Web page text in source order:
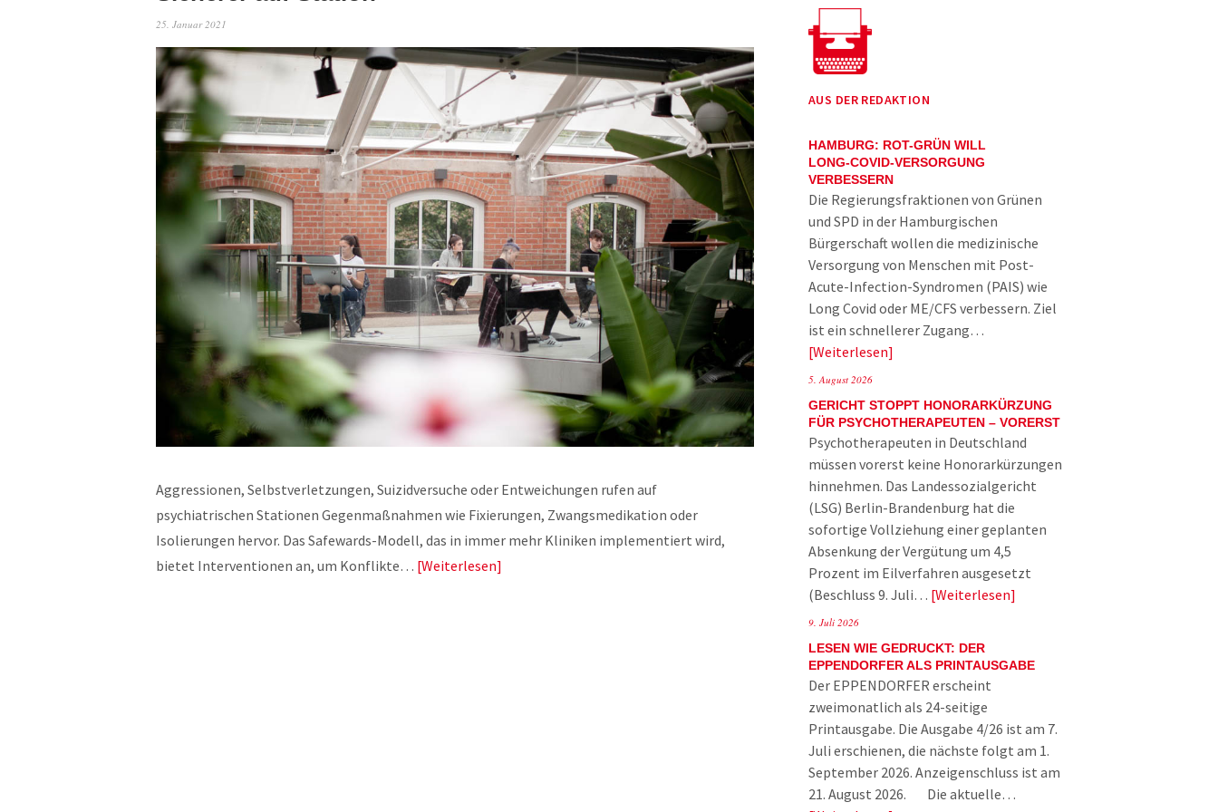
25. Januar 2021
Aggressionen, Selbstverletzungen, Suizidversuche oder Entweichungen rufen auf
psychiatrischen Stationen Gegenmaßnahmen wie Fixierungen, Zwangsmedikation oder
Isolierungen hervor. Das Safewards-Modell, das in immer mehr Kliniken implementiert wird,
bietet Interventionen an, um Konflikte… Weiterlesen
AUS DER REDAKTION
HAMBURG: ROT-GRÜN WILL
LONG-COVID-VERSORGUNG
VERBESSERN
Die Regierungsfraktionen von Grünen
und SPD in der Hamburgischen
Bürgerschaft wollen die medizinische
Versorgung von Menschen mit Post-
Acute-Infection-Syndromen (PAIS) wie
Long Covid oder ME/CFS verbessern. Ziel
ist ein schnellerer Zugang…
Weiterlesen
5. August 2026
GERICHT STOPPT HONORARKÜRZUNG
FÜR PSYCHOTHERAPEUTEN – VORERST
Psychotherapeuten in Deutschland
müssen vorerst keine Honorarkürzungen
hinnehmen. Das Landessozialgericht
(LSG) Berlin-Brandenburg hat die
sofortige Vollziehung einer geplanten
Absenkung der Vergütung um 4,5
Prozent im Eilverfahren ausgesetzt
(Beschluss 9. Juli… Weiterlesen
9. Juli 2026
LESEN WIE GEDRUCKT: DER
EPPENDORFER ALS PRINTAUSGABE
Der EPPENDORFER erscheint
zweimonatlich als 24-seitige
Printausgabe. Die Ausgabe 4/26 ist am 7.
Juli erschienen, die nächste folgt am 1.
September 2026. Anzeigenschluss ist am
21. August 2026. Die aktuelle…